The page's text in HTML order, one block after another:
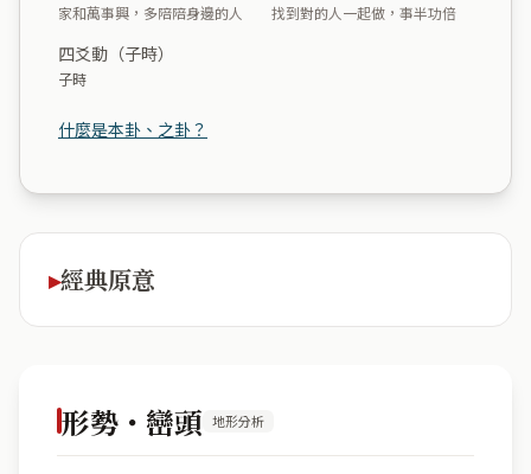
家和萬事興，多陪陪身邊的人 找到對的人一起做，事半功倍
四爻動（子時）
子時
什麼是本卦、之卦？
經典原意
形勢・巒頭 地形分析